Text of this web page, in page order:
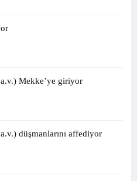
Mekke’ye giriyor
düşmanlarını affediyor